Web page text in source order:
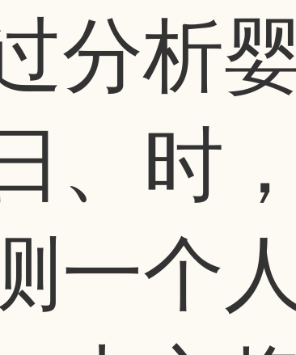
分析
、时
一个